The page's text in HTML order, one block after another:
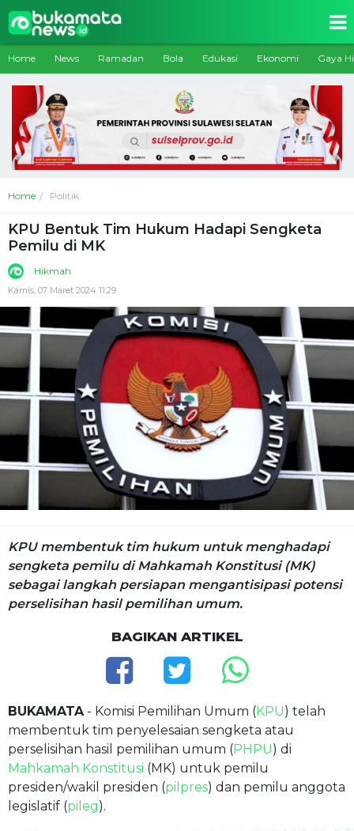
Home News Ramadan Bola Edukasi Ekonomi Gaya
Home Politik
KPU Bentuk Tim Hukum Hadapi Sengketa
Pemilu di MK
Hikmah
Kamis, 07 Maret 2024 11:29
KPU membentuk tim hukum untuk menghadapi
sengketa pemilu di Mahkamah Konstitusi (MK)
sebagai langkah persiapan mengantisipasi potensi
perselisihan hasil pemilihan umum.
BAGIKAN ARTIKEL
BUKAMATA - Komisi Pemilihan Umum (KPU) telah
membentuk tim penyelesaian sengketa atau
perselisihan hasil pemilihan umum (PHPU) di
Mahkamah Konstitusi (MK) untuk pemilu
presiden/wakil presiden (pilpres) dan pemilu anggota
legislatif (pileg).